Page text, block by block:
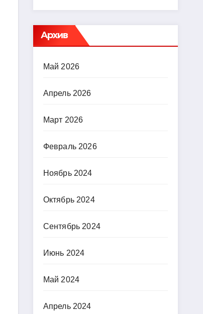
Архив
Май 2026
Апрель 2026
Март 2026
Февраль 2026
Ноябрь 2024
Октябрь 2024
Сентябрь 2024
Июнь 2024
Май 2024
Апрель 2024